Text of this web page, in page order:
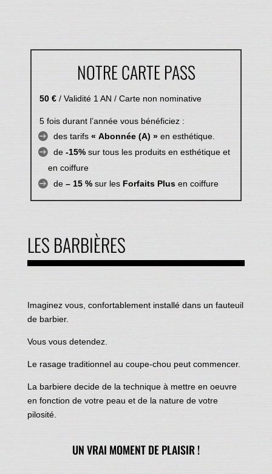
NOTRE CARTE PASS
50 € / Validité 1 AN / Carte non nominative
5 fois durant l’année vous bénéficiez :
des tarifs « Abonnée (A) » en esthétique.
de -15% sur tous les produits en esthétique et
en coiffure
de – 15 % sur les Forfaits Plus en coiffure
LES BARBIÈRES
Imaginez vous, confortablement installé dans un fauteuil
de barbier.
Vous vous detendez.
Le rasage traditionnel au coupe-chou peut commencer.
La barbiere decide de la technique à mettre en oeuvre
en fonction de votre peau et de la nature de votre
pilosité.
UN VRAI MOMENT DE PLAISIR !